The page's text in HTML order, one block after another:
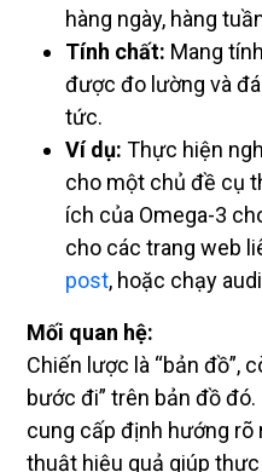
hàng ngày, hàng
Tính chất: Mang
được đo lường và
tức.
Ví dụ: Thực hiện
cho một chủ đề cụ
ích của Omega-3
cho các trang web
post, hoặc chạy
Mối quan hệ:
Chiến lược là “bản đồ”,
bước đi” trên bản đồ
cung cấp định hướng rõ
thuật hiệu quả giúp